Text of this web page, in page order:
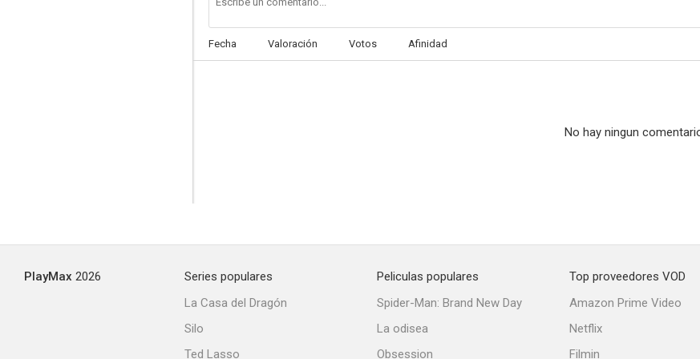
Fecha Valoración Votos Afinidad
No hay ningun
PlayMax 2026
Series populares
La Casa del Dragón
Silo
Ted Lasso
Peliculas populares
Spider-Man: Brand New Day
La odisea
Obsession
Top proveedores VOD
Amazon Prime Video
Netflix
Filmin